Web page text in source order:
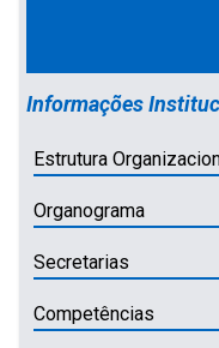
Informações
Estrutura
Organograma
Secretarias
Competências